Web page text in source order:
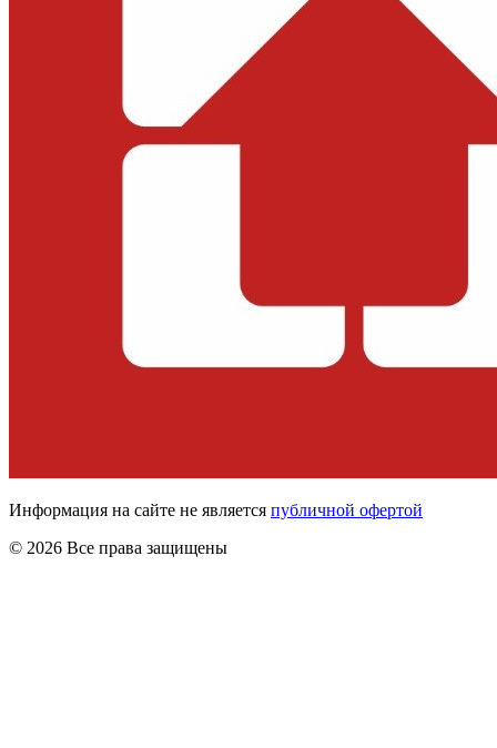
Информация на сайте не является публичной офертой
© 2026 Все права защищены